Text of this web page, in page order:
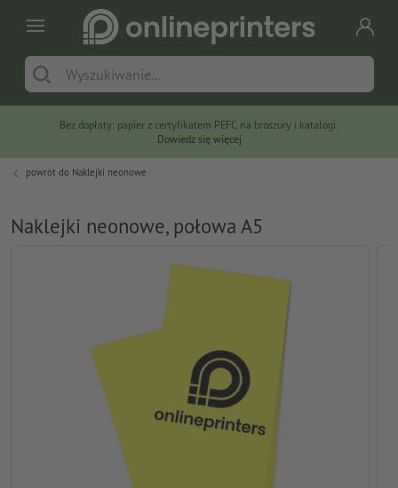
Bez dopłaty: papier z certyfikatem PEFC na broszury i katalogi.
Dowiedz się więcej
powrót do Naklejki neonowe
Naklejki neonowe, połowa A5